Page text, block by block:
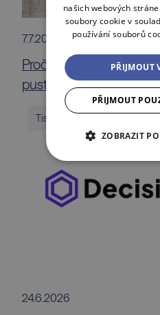
7.7.2026
Proč prodat dokonalou
pustí za oponu private
Tiskové zprávy
24.6.2026
našich webových
soubory cookie v
používání souborů
PŘIJMOUT
PŘIJMOUT
ZOBRAZIT